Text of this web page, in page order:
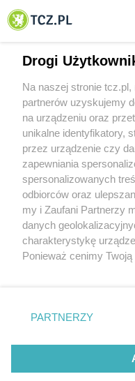
© 2001-2026 Tczew - TCZ.PL
O FIRMIE
REKLAMA
Aktualności
Tcz24
Historia miasta
Drogi
Na naszej stronie
partnerów uzyskujemy
na urządzeniu oraz
unikalne identyfikatory,
przez urządzenie czy
zapewniania
spersonalizowanych
odbiorców oraz
my i Zaufani Partnerzy
danych
charakterystykę
Ponieważ cenimy
znajdujący się w
przetwarzaniu.
PARTNERZY